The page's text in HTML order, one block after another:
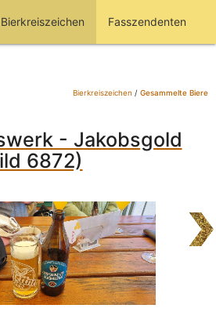
Bierkreiszeichen Fasszendenten
Bierkreiszeichen / Gesammelte Biere
- Jakobsgold
6872)